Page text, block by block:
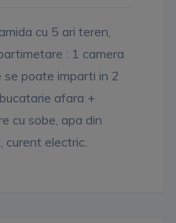
cu 5 ari teren,
: 1 camera
se poate imparti in 2
afara +
cu sobe, apa din
curent electric.